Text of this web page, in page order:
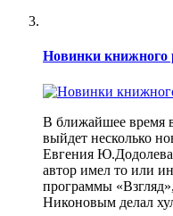
Новинки книжного
В ближайшее время
выйдет несколько
Евгения
автор имел то или
программы
Никоновым делал